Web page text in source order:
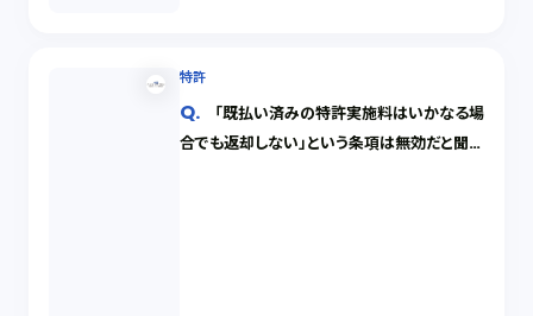
特許
「既払い済みの特許実施料はいかなる場
合でも返却しない」という条項は無効だと聞き